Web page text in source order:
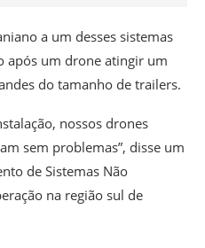
a um desses sistemas
após um drone atingir um
do tamanho de trailers.
nossos drones
sem problemas”, disse um
de Sistemas Não
na região sul de